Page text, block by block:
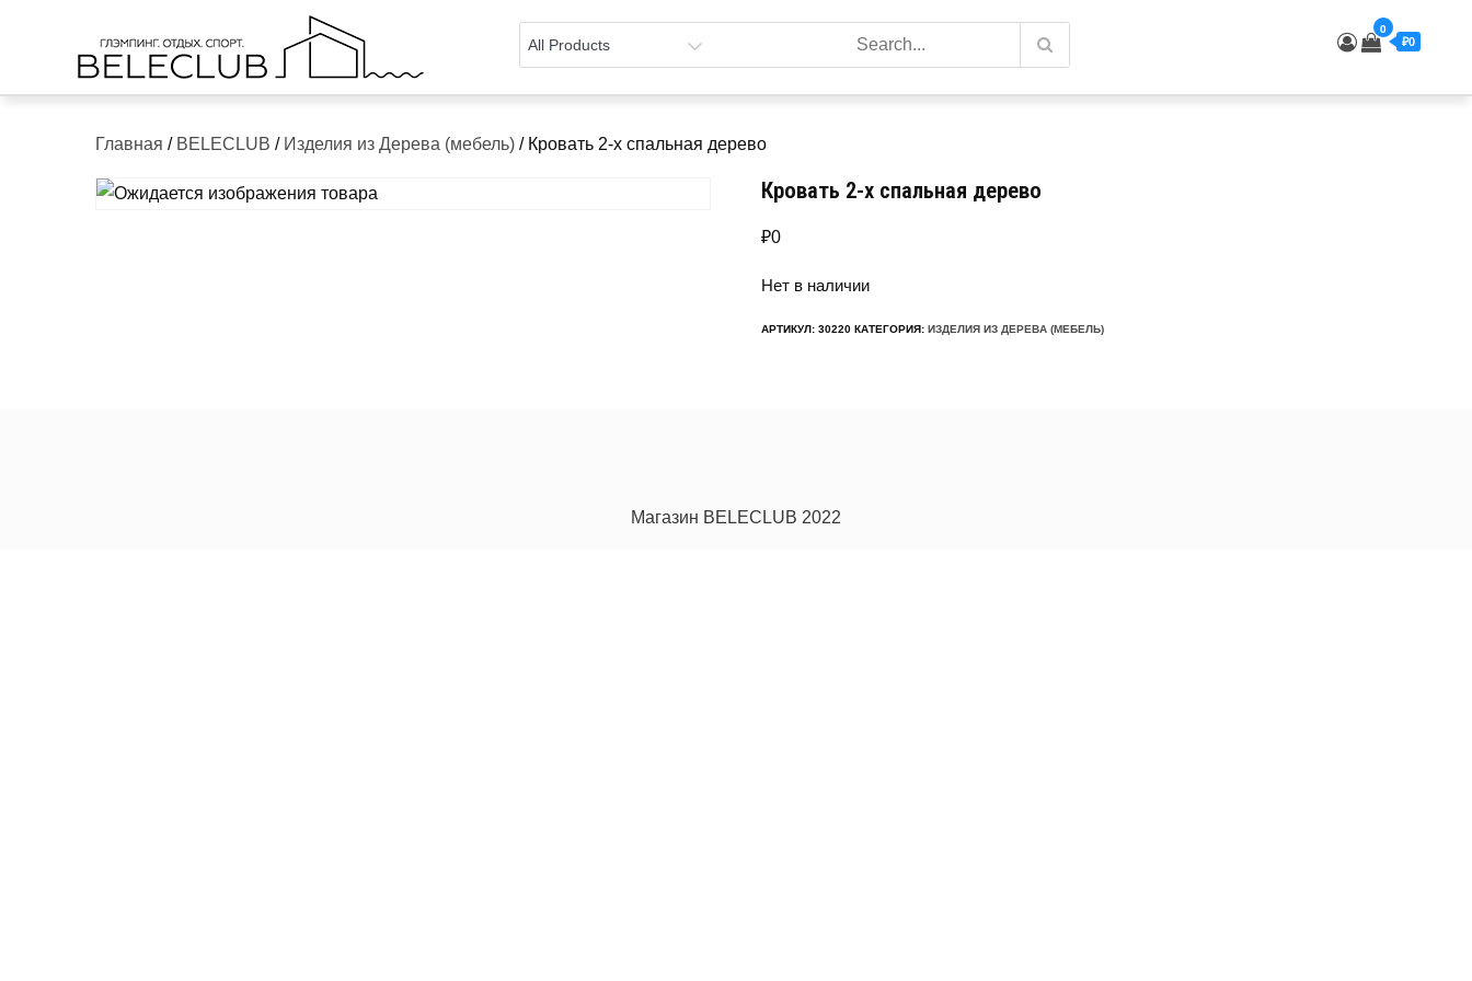
0
₽0
Главная / BELECLUB / Изделия из Дерева (мебель) / Кровать 2-х спальная дерево
Кровать 2-х спальная дерево
₽0
Нет в наличии
АРТИКУЛ:30220 КАТЕГОРИЯ:ИЗДЕЛИЯ ИЗ ДЕРЕВА (МЕБЕЛЬ)
Магазин BELECLUB 2022